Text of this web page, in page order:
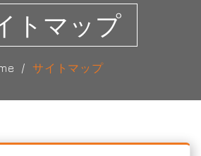
トマップ
サイトマップ